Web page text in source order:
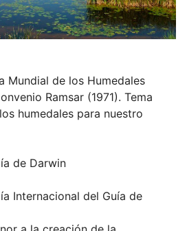
Mundial de los Humedales
Ramsar (1971). Tema
humedales para nuestro
de Darwin
Internacional del Guía de